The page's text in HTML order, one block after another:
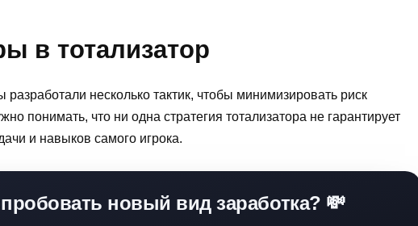
в тотализатор
несколько тактик, чтобы минимизировать риск
понимать, что ни одна стратегия тотализатора не гарантирует
и навыков самого игрока.
новый вид заработка? 💸